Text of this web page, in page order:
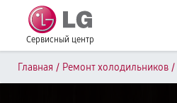
Сервисный центр
Главная / Ремонт холодильников /